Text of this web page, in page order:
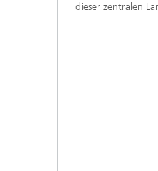
dieser zentralen